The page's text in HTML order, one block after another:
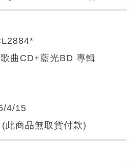
歌曲CD+藍光BD 專輯
4/15
商品無取貨付款)